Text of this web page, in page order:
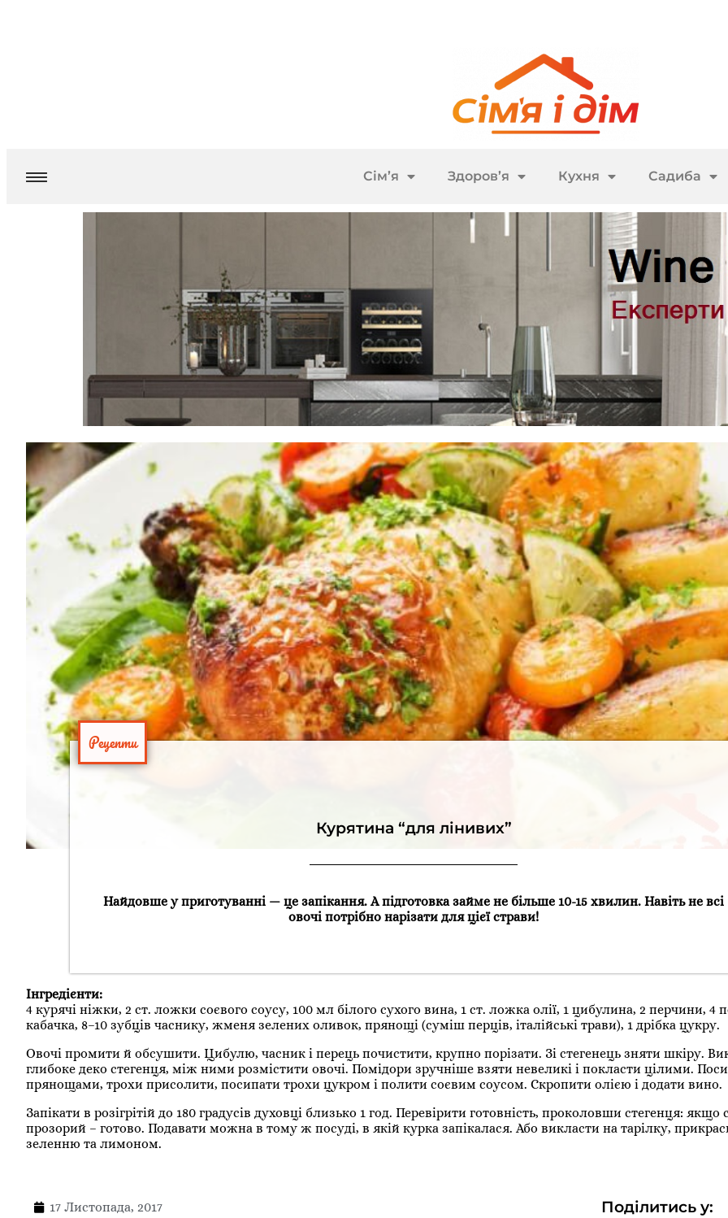
Сім’я Здоров’я Кухня Садиба
Рецепти
Курятина “для лінивих”
Найдовше у приготуванні — це запікання. А підготовка займе не більше 10-15 хвилин. Навіть не всі
овочі потрібно нарізати для цієї страви!
Інгредієнти:
4 курячі ніжки, 2 ст. ложки соєвого соусу, 100 мл білого сухого вина, 1 ст. ложка олії, 1 цибулина, 2 перчини, 4
кабачка, 8–10 зубців часнику, жменя зелених оливок, прянощі (суміш перців, італійські трави), 1 дрібка цукру.
Овочі промити й обсушити. Цибулю, часник і перець почистити, крупно порізати. Зі стегенець зняти шкіру.
глибоке деко стегенця, між ними розмістити овочі. Помідори зручніше взяти невеликі і покласти цілими.
прянощами, трохи присолити, посипати трохи цукром і полити соєвим соусом. Скропити олією і додати вино.
Запікати в розігрітій до 180 градусів духовці близько 1 год. Перевірити готовність, проколовши стегенця: якщо
прозорий – готово. Подавати можна в тому ж посуді, в якій курка запікалася. Або викласти на тарілку,
зеленню та лимоном.
17 Листопада, 2017 Поділитись у: